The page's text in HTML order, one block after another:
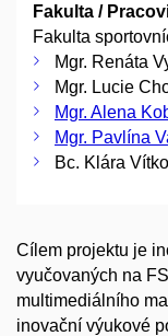
Fakulta /
Fakulta
Mgr. Renáta
Mgr. Lucie
Mgr. Alena
Mgr. Pavlína
Bc. Klára
Cílem projektu je
vyučovaných na
multimediálního
inovační výukové